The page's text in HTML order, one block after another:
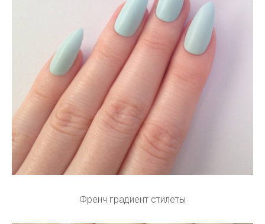
Френч градиент стилеты